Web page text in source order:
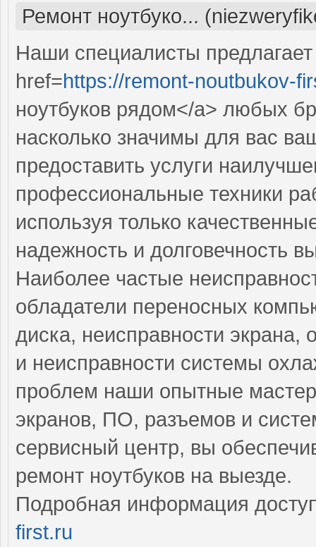
Ремонт ноутбуко...
Наши специалисты
href=https://remont-noutbukov-
ноутбуков рядом</a> любых
насколько значимы для вас
предоставить услуги
профессиональные техники
используя только
надежность и долговечность
Наиболее частые
обладатели переносных
диска, неисправности
и неисправности системы
проблем наши опытные
экранов, ПО, разъемов и
сервисный центр, вы
ремонт ноутбуков на выезде.
Подробная информация
first.ru